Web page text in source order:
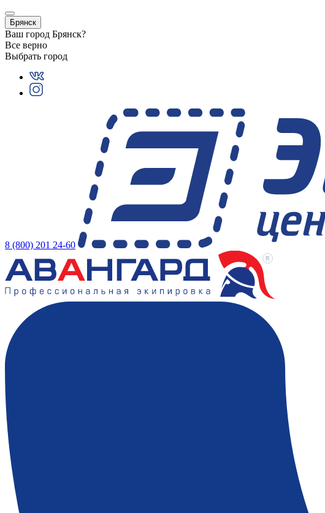
Брянск
Ваш город Брянск?
Все верно
Выбрать город
8 (800) 201 24-60